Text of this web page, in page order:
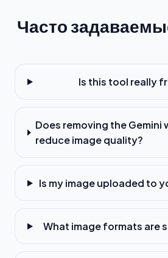
Часто
Is this tool really
Does removing the Gemini
reduce image quality?
Is my image uploaded to
What image formats are